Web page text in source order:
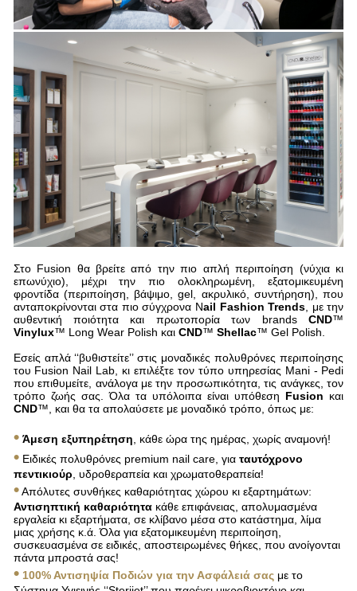
Στο Fusion θα βρείτε από την πιο απλή περιποίηση (νύχια κι
επωνύχιο), μέχρι την πιο ολοκληρωμένη, εξατομικευμένη
φροντίδα (περιποίηση, βάψιμο, gel, ακρυλικό, συντήρηση), που
ανταποκρίνονται στα πιο σύγχρονα Νail Fashion Trends , με την
αυθεντική ποιότητα και πρωτοπορία των brandsCND™
Vinylux™ Long Wear Polish και CND™ Shellac™ Gel Polish.
Εσείς απλά ‘‘βυθιστείτε’’ στις μοναδικές πολυθρόνες περιποίησης
του Fusion Nail Lab, κι επιλέξτε τον τύπο υπηρεσίας Mani - Pedi
που επιθυμείτε, ανάλογα με την προσωπικότητα, τις ανάγκες, τον
τρόπο ζωής σας. Όλα τα υπόλοιπα είναι υπόθεση Fusion και
CND™, και θα τα απολαύσετε με μοναδικό τρόπο, όπως με:
• Άμεση εξυπηρέτηση , κάθε ώρα της ημέρας, χωρίς αναμονή!
•Ειδικές πολυθρόνες premium nail care, για ταυτόχρονο
πεντικιούρ , υδροθεραπεία και χρωματοθεραπεία!
•Απόλυτες συνθήκες καθαριότητας χώρου κι εξαρτημάτων:
Αντισηπτική καθαριότητακάθε επιφάνειας, απολυμασμένα
εργαλεία κι εξαρτήματα, σε κλίβανο μέσα στο κατάστημα, λίμα
μιας χρήσης κ.ά. Όλα για εξατομικευμένη περιποίηση,
συσκευασμένα σε ειδικές, αποστειρωμένες θήκες, που ανοίγονται
πάντα μπροστά σας!
• 100% Αντισηψία Ποδιών για την Ασφάλειά σαςμε το